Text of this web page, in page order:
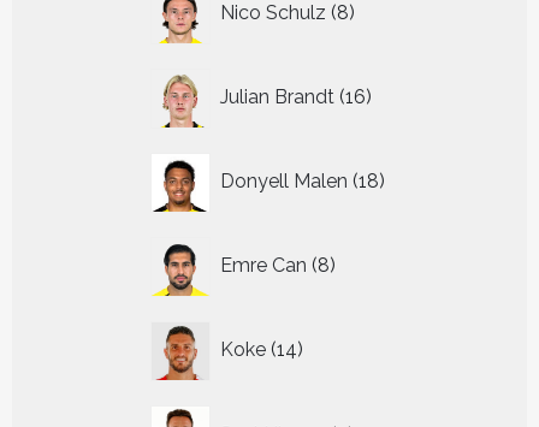
Nico Schulz 8
producten
Julian Brandt 16
producten
Donyell Malen 18
producten
Emre Can 8
producten
Koke 14
producten